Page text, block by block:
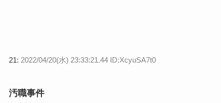
21: 2022/04/20(水) 23:33:21.44 ID:XcyuSA7t0
汚職事件